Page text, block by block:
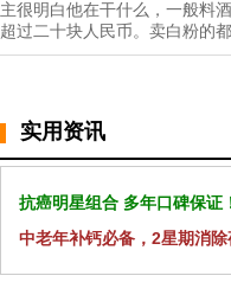
主很明白他在干什么，一般料
超过二十块人民币。卖白粉的
实用资讯
抗癌明星组合 多年口碑保证
中老年补钙必备，2星期消